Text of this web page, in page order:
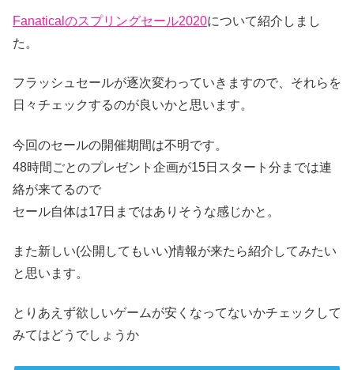
Fanaticalのスプリングセール2020について紹介しまし
た。
フラッシュセールが逐次変わっていきますので、それらを
日々チェックするのが良いかと思います。
今回のセールの開催期間は不明です。
48時間ごとのプレゼント企画が15日スタート分までは連
絡が来てるので
セール自体は17日まではありそうな感じかと。
また新しい(公開してもいい)情報が来たら紹介してみたい
と思います。
とりあえず欲しいゲームが安くなってないかチェックして
みてはどうでしょうか